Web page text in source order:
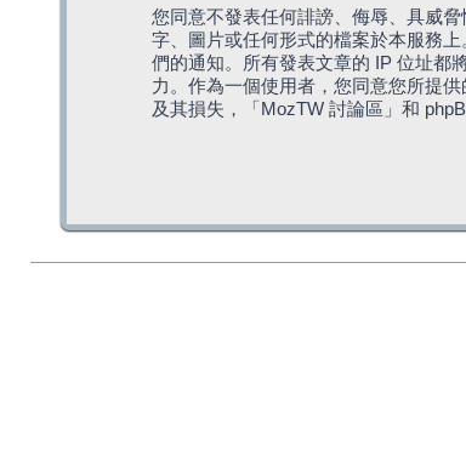
您同意不發表任何誹謗、侮辱、具威
字、圖片或任何形式的檔案於本服務
們的通知。所有發表文章的 IP 位址都
力。作為一個使用者，您同意您所提
及其損失，「MozTW 討論區」和